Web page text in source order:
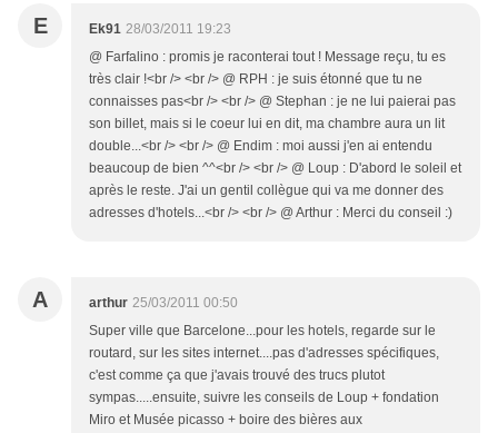
E Ek91 28/03/2011 19:23
@ Farfalino : promis je raconterai tout ! Message reçu, tu es
très clair !<br /> <br /> @ RPH : je suis étonné que tu ne
connaisses pas<br /> <br /> @ Stephan : je ne lui paierai pas
son billet, mais si le coeur lui en dit, ma chambre aura un lit
double...<br /> <br /> @ Endim : moi aussi j'en ai entendu
beaucoup de bien ^^<br /> <br /> @ Loup : D'abord le soleil et
après le reste. J'ai un gentil collègue qui va me donner des
adresses d'hotels...<br /> <br /> @ Arthur : Merci du conseil :)
A arthur 25/03/2011 00:50
Super ville que Barcelone...pour les hotels, regarde sur le
routard, sur les sites internet....pas d'adresses spécifiques,
c'est comme ça que j'avais trouvé des trucs plutot
sympas.....ensuite, suivre les conseils de Loup + fondation
Miro et Musée picasso + boire des bières aux